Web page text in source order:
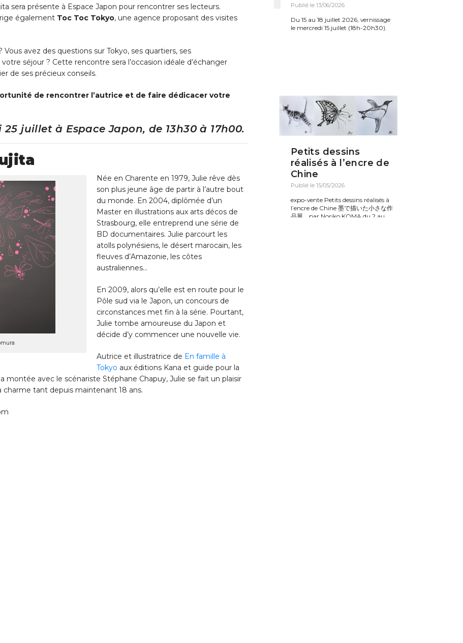
sera présente à Espace Japon pour rencontrer ses lecteurs.
également Toc Toc Tokyo, une agence proposant des visites
avez des questions sur Tokyo, ses quartiers, ses
séjour ? Cette rencontre sera l’occasion idéale d’échanger
de ses précieux conseils.
de rencontrer l’autrice et de faire dédicacer votre
juillet à Espace Japon, de 13h30 à 17h00.
Née en Charente en 1979, Julie rêve dès
son plus jeune âge de partir à l’autre bout
du monde. En 2004, diplômée d’un
Master en illustrations aux arts décos de
Strasbourg, elle entreprend une série de
BD documentaires. Julie parcourt les
atolls polynésiens, le désert marocain, les
fleuves d’Amazonie, les côtes
australiennes…
En 2009, alors qu’elle est en route pour le
Pôle sud via le Japon, un concours de
circonstances met fin à la série. Pourtant,
Julie tombe amoureuse du Japon et
décide d’y commencer une nouvelle vie.
Autrice et illustratrice de En famille à
Tokyo aux éditions Kana et guide pour la
a montée avec le scénariste Stéphane Chapuy, Julie se fait un plaisir
charme tant depuis maintenant 18 ans.
Publié le 13/06/2026
Du 15 au 18 juillet 2026, vernissage
le mercredi 15 juillet (18h-20h30).
Petits dessins
réalisés à l’encre de
Chine
Publié le 15/05/2026
expo-vente Petits dessins réalisés à
l’encre de Chine 墨で描いた小さな作
品展 par Noriko KOMA du 2 au